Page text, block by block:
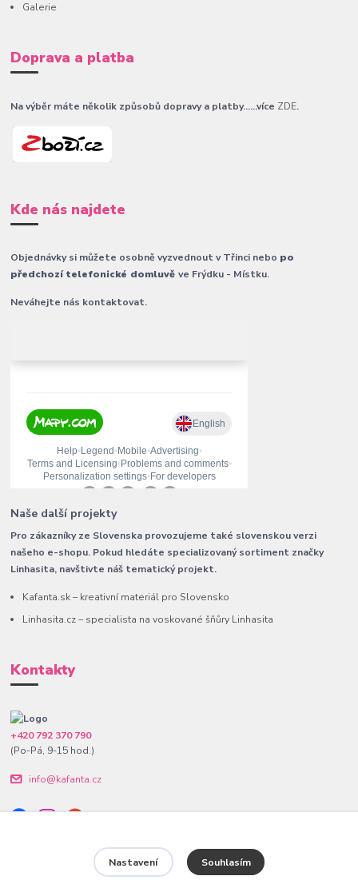
Galerie
Doprava a platba
Na výběr máte několik způsobů dopravy a platby......více ZDE.
Kde nás najdete
Objednávky si můžete osobně vyzvednout v Třinci nebo po
předchozí telefonické domluvěve Frýdku - Místku.
Neváhejte nás kontaktovat.
Naše další projekty
Pro zákazníky ze Slovenska provozujeme také slovenskou verzi
našeho e-shopu. Pokud hledáte specializovaný sortiment značky
Linhasita, navštivte náš tematický projekt.
Kafanta.sk – kreativní materiál pro Slovensko
Linhasita.cz – specialista na voskované šňůry Linhasita
Kontakty
+420 792 370 790
(Po-Pá, 9-15 hod.)
info@kafanta.cz
Nastavení Souhlasím